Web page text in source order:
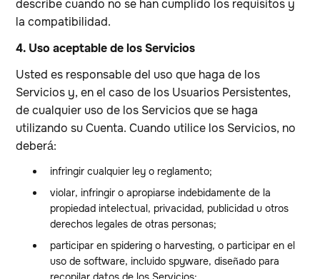
describe cuando no se han cumplido los requisitos y
la compatibilidad.
4. Uso aceptable de los Servicios
Usted es responsable del uso que haga de los
Servicios y, en el caso de los Usuarios Persistentes,
de cualquier uso de los Servicios que se haga
utilizando su Cuenta. Cuando utilice los Servicios, no
deberá:
infringir cualquier ley o reglamento;
violar, infringir o apropiarse indebidamente de la
propiedad intelectual, privacidad, publicidad u otros
derechos legales de otras personas;
participar en spidering o harvesting, o participar en el
uso de software, incluido spyware, diseñado para